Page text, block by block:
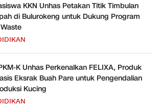
KKN Unhas Petakan Titik Timbulan
di Bulurokeng untuk Dukung Program
K Unhas Perkenalkan FELIXA, Produk
Eksrak Buah Pare untuk Pengendalian
Kucing